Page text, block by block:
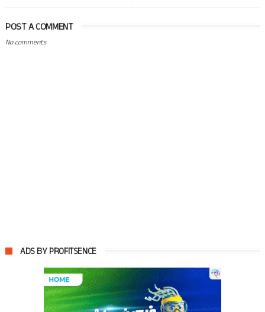
POST A COMMENT
No comments
ADS BY PROFITSENCE